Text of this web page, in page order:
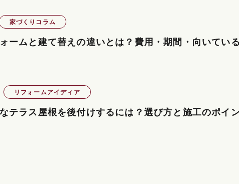
家づくりコラム
ームと建て替えの違いとは？費用・期間・向いてい
リフォームアイディア
テラス屋根を後付けするには？選び方と施工のポイ